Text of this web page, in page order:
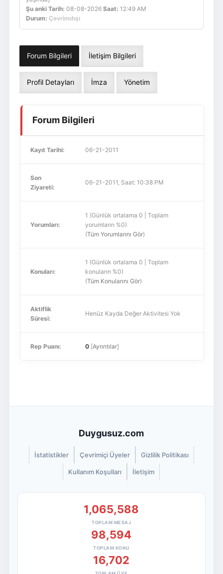
Şu anki Tarih: 08-08-2026 Saat: 12:49 AM
Durum: Çevrimdışı
Forum Bilgileri İletişim Bilgileri
Profil Detayları İmza Yönetim
Forum Bilgileri
Kayıt Tarihi: 06-21-2011
Son
Ziyareti:
06-21-2011, Saat: 10:38 PM
Yorumları:
1 (Günlük ortalama 0 | Toplam
yorumların %0)
(Tüm Yorumlarını Gör)
Konuları:
1 (Günlük ortalama 0 | Toplam
konuların %0)
(Tüm Konularını Gör)
Aktiflik
Süresi:
Henüz Kayda Değer Aktivitesi Yok
Rep Puanı: 0[Ayrıntılar]
Duygusuz.com
İstatistikler Çevrimiçi Üyeler Gizlilik Politikası
Kullanım Koşulları İletişim
1,065,588
TOPLAM MESAJ
98,594
TOPLAM KONU
16,702